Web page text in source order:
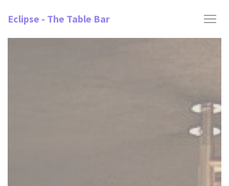
Eclipse - The Table Bar